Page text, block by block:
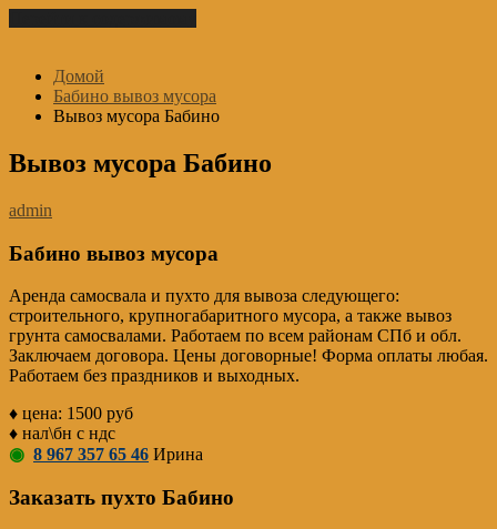
Домой
Бабино вывоз мусора
Вывоз мусора Бабино
Вывоз мусора Бабино
admin
Бабино вывоз мусора
Аренда самосвала и пухто для вывоза следующего:
строительного, крупногабаритного мусора, а также вывоз
грунта самосвалами. Работаем по всем районам СПб и обл.
Заключаем договора. Цены договорные! Форма оплаты любая.
Работаем без праздников и выходных.
♦ цена: 1500 руб
♦ нал\бн с ндс
◉ 8 967 357 65 46 Ирина
Заказать пухто Бабино